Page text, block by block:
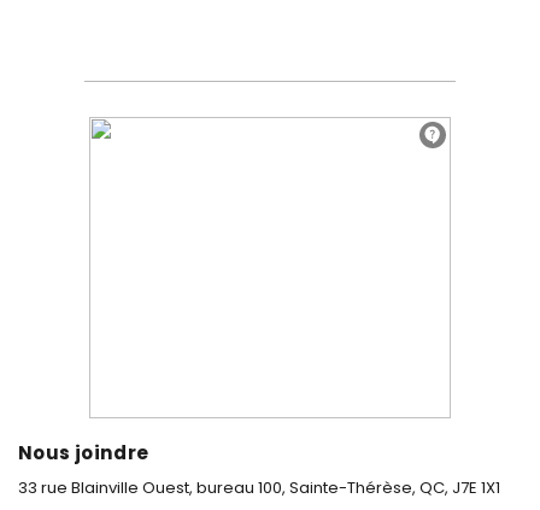
Nous joindre
33 rue Blainville Ouest, bureau 100, Sainte-Thérèse, QC, J7E 1X1